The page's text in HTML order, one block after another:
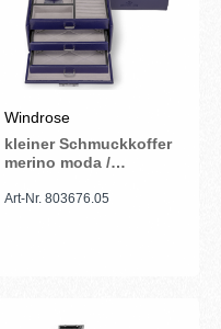
Windrose
kleiner Schmuckkoffer
merino moda /
Art-Nr. 803676.05